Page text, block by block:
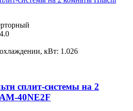
кВт: 1.026
сплит-системы на 2
40NE2F